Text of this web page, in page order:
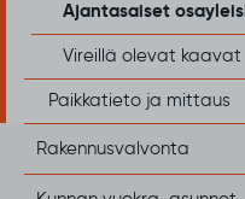
Ajantasaiset
Vireillä olevat kaavat
Paikkatieto ja mittaus
Rakennusvalvonta